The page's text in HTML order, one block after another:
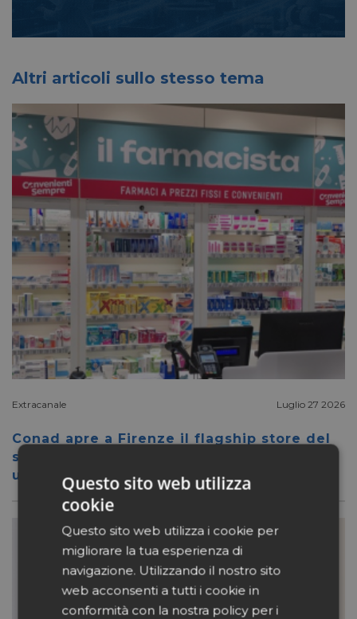
Altri articoli sullo stesso tema
Extracanale Luglio 27 2026
Conad apre a Firenze il flagship store del
suo nuovo format Benessity: sei negozi in
uno, parafarmacia compresa
Questo sito web utilizza
cookie
Questo sito web utilizza i cookie per
migliorare la tua esperienza di
navigazione. Utilizzando il nostro sito
web acconsenti a tutti i cookie in
conformità con la nostra policy per i